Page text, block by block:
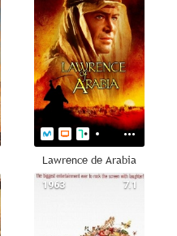
Lawrence de Arabia
7.1
1963